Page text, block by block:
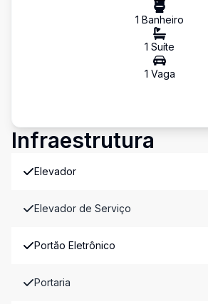
1 Banheiro
1 Suíte
1 Vaga
Infraestrutura
Elevador
Elevador de Serviço
Portão Eletrônico
Portaria